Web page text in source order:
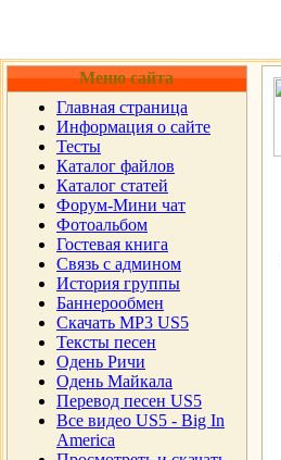
Меню сайта
Главная страница
Информация о сайте
Тесты
Каталог файлов
Каталог статей
Форум-Мини чат
Фотоальбом
Гостевая книга
Cвязь с админом
История группы
Баннерообмен
Скачать MP3 US5
Тексты песен
Одень Ричи
Одень Майкала
Перевод песен US5
Все видео US5 - Big In
America